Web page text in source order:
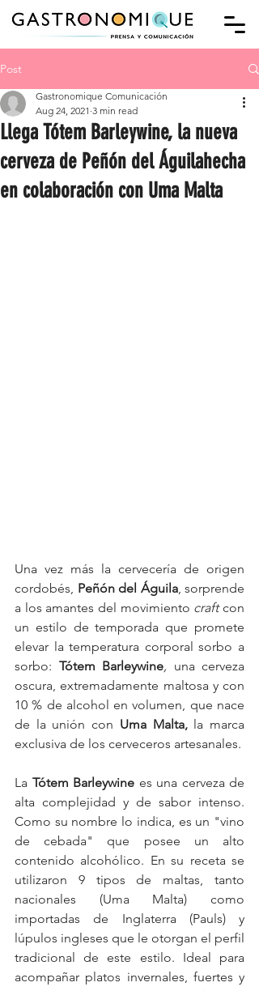
Post
Llega Tótem Barleywine, la nueva
cerveza de Peñón del Águilahecha
en colaboración con Uma Malta
Gastronomique Comunicación
Aug 24, 2021 3 min read
Una vez más la cervecería de origen
cordobés, Peñón del Águila, sorprende
a los amantes del movimiento craft con
un estilo de temporada que promete
elevar la temperatura corporal sorbo a
sorbo: Tótem Barleywine, una cerveza
oscura, extremadamente maltosa y con
10 % de alcohol en volumen, que nace
de la unión con Uma Malta, la marca
exclusiva de los cerveceros artesanales.
La Tótem Barleywine es una cerveza de
alta complejidad y de sabor intenso.
Como su nombre lo indica, es un "vino
de cebada" que posee un alto
contenido alcohólico. En su receta se
utilizaron 9 tipos de maltas, tanto
nacionales (Uma Malta) como
importadas de Inglaterra (Pauls) y
lúpulos ingleses que le otorgan el perfil
tradicional de este estilo. Ideal para
acompañar platos invernales, fuertes y